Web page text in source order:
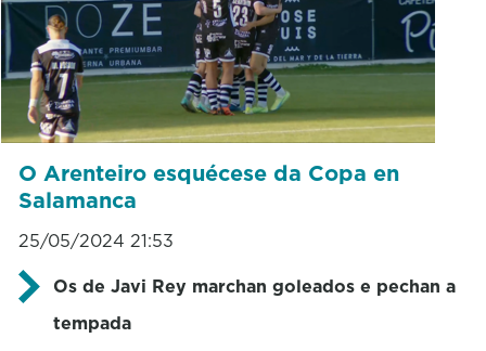
O Arenteiro esquécese da Copa en
Salamanca
25/05/2024 21:53
Os de Javi Rey marchan goleados e pechan a
tempada